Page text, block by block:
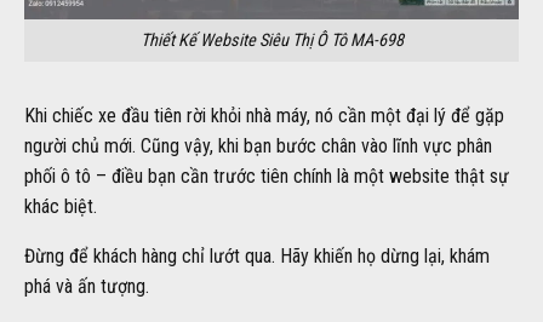
Thiết Kế Website Siêu Thị Ô Tô MA-698
Khi chiếc xe đầu tiên rời khỏi nhà máy, nó cần một đại lý để gặp
người chủ mới. Cũng vậy, khi bạn bước chân vào lĩnh vực phân
phối ô tô – điều bạn cần trước tiên chính là một website thật sự
khác biệt.
Đừng để khách hàng chỉ lướt qua. Hãy khiến họ dừng lại, khám
phá và ấn tượng.